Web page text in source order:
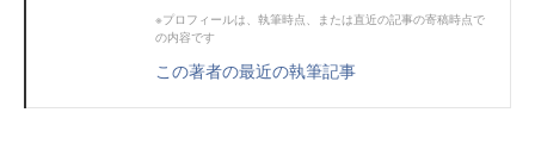
※プロフィールは、執筆時点、または直近の記事の寄稿時点で
の内容です
この著者の最近の執筆記事